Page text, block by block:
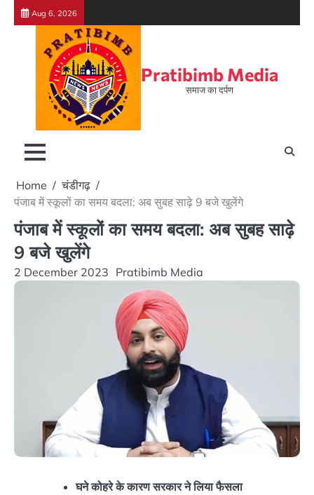
Skip
Aug 6, 2026
Pratibimb Media
समाज का दर्पण
Home
चंडीगढ़
पंजाब में स्कूलों का समय बदला: अब सुबह साढ़े 9 बजे खुलेंगे
पंजाब में स्कूलों का समय बदला: अब सुबह साढ़े
9 बजे खुलेंगे
2 December 2023 Pratibimb Media
घने कोहरे के कारण सरकार ने लिया फैसला